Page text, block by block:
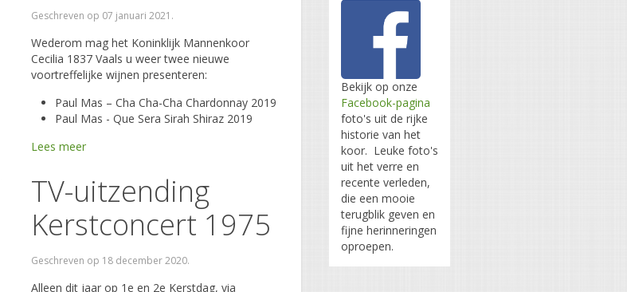
Geschreven op 07 januari 2021 .
Wederom mag het Koninklijk Mannenkoor
Cecilia 1837 Vaals u weer twee nieuwe
voortreffelijke wijnen presenteren:
Paul Mas – Cha Cha-Cha Chardonnay 2019
Paul Mas - Que Sera Sirah Shiraz 2019
Lees meer
TV-uitzending
Kerstconcert 1975
Geschreven op 18 december 2020.
Alleen dit jaar op 1e en 2e Kerstdag, via
Bekijk op onze
Facebook-pagina
foto's uit de rijke
historie van het
koor. Leuke foto's
uit het verre en
recente verleden,
die een mooie
terugblik geven en
fijne herinneringen
oproepen.